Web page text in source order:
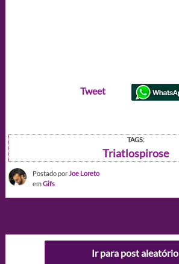
Tweet
TAGS:
Triatlospirose
Postado por Joe Loreto
emGifs
Ir para post aleatório